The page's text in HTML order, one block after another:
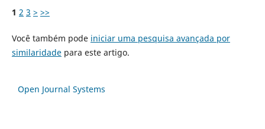
1 2 3 > >>
Você também pode iniciar uma pesquisa avançada por
similaridadepara este artigo.
Open Journal Systems